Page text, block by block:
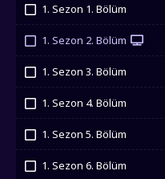
1. Sezon 1. Bölüm
1. Sezon 2. Bölüm
1. Sezon 3. Bölüm
1. Sezon 4. Bölüm
1. Sezon 5. Bölüm
1. Sezon 6. Bölüm